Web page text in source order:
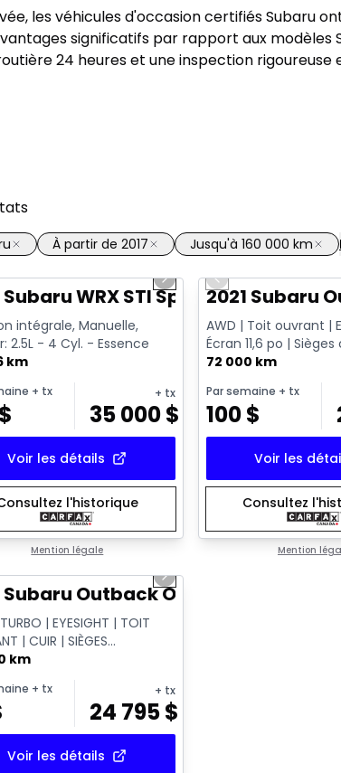
les véhicules d'occasion certifiés Subaru
significatifs par rapport aux modèles
24 heures et une inspection
À partir de 2017 Jusqu'à 160 000 km
1/16
slide
Next slide
Subaru WRX STI Sport
intégrale, Manuelle,
2.5L - 4 Cyl. - Essence
km
+ tx
$
+ tx
35 000$
Voir les détails
l'historique
Mention légale
Previous slide
2021 Subaru
AWD | Toit ouvrant |
Écran 11,6 po |
72 000 km
Par semaine + tx
100$
Voir les
Consultez
Mention
slide
Next slide
Subaru Outback Outdoor XT
| EYESIGHT | TOIT
| CUIR | SIÈGES
| APPLE CARPLAY |
| HAYON ÉL...
km
+ tx + tx
24 795$
Voir les détails